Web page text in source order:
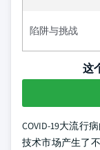
陷阱与挑战
这
COVID-19大流行
技术市场产生了